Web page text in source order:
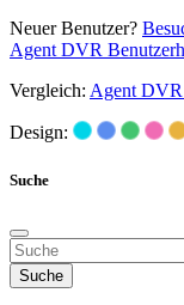
Neuer Benutzer?
Agent DVR
Vergleich: Agent
Design:
Suche
Suche